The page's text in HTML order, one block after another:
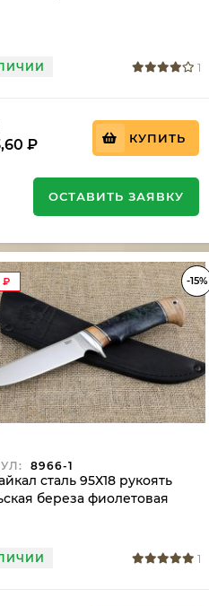
1
₽ КУПИТЬ
ОСТАВИТЬ ЗАЯВКУ
-15%
₽
8966-1
сталь 95Х18 рукоять
береза фиолетовая
1